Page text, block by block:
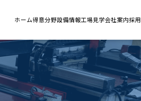
ホーム得意分野設備情報工場見学会社案内採用